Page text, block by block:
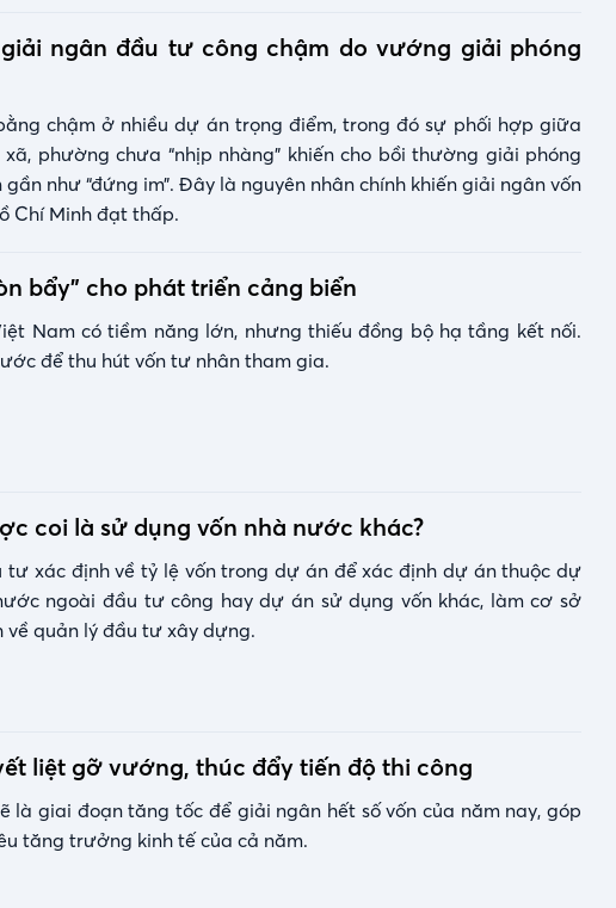
ngân đầu tư công chậm do vướng giải phóng
chậm ở nhiều dự án trọng điểm, trong đó sự phối hợp giữa
phường chưa “nhịp nhàng” khiến cho bồi thường giải phóng
như “đứng im”. Đây là nguyên nhân chính khiến giải ngân vốn
Chí Minh đạt thấp.
bẩy” cho phát triển cảng biển
Nam có tiềm năng lớn, nhưng thiếu đồng bộ hạ tầng kết nối.
để thu hút vốn tư nhân tham gia.
coi là sử dụng vốn nhà nước khác?
xác định về tỷ lệ vốn trong dự án để xác định dự án thuộc dự
ngoài đầu tư công hay dự án sử dụng vốn khác, làm cơ sở
về quản lý đầu tư xây dựng.
liệt gỡ vướng, thúc đẩy tiến độ thi công
là giai đoạn tăng tốc để giải ngân hết số vốn của năm nay, góp
tăng trưởng kinh tế của cả năm.